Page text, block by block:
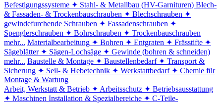
Befestigungssysteme ✦ Stahl- & Metallbau (HV-Garnituren) Blech-
& Fassaden- & Trockenbauschrauben ✦ Blechschrauben ✦
gewindefurchende Schrauben ✦ Fassadenschrauben ✦
Spenglerschrauben ✦ Bohrschrauben ✦ Trockenbauschrauben
mehr... Materialbearbeitung ✦ Bohren ✦ Entgraten ✦ Frässtifte ✦
Sägeblätter ✦ Sägen-Lochsäge ✦ Gewinde (bohren & schneiden)
mehr... Baustelle & Montage ✦ Baustellenbedarf ✦ Transport &
Sicherung ✦ Seil- & Hebetechnik ✦ Werkstattbedarf ✦ Chemie für
Montage & Wartung
Arbeit, Werkstatt & Betrieb ✦ Arbeitsschutz ✦ Betriebsausstattung
✦ Maschinen Installation & Spezialbereiche ✦ C-Teile-